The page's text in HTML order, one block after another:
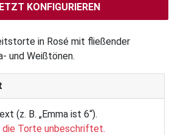
KONFIGURIEREN
in Rosé mit fließender
und Weißtönen.
(z. B. „Emma ist 6“).
die Torte unbeschriftet.